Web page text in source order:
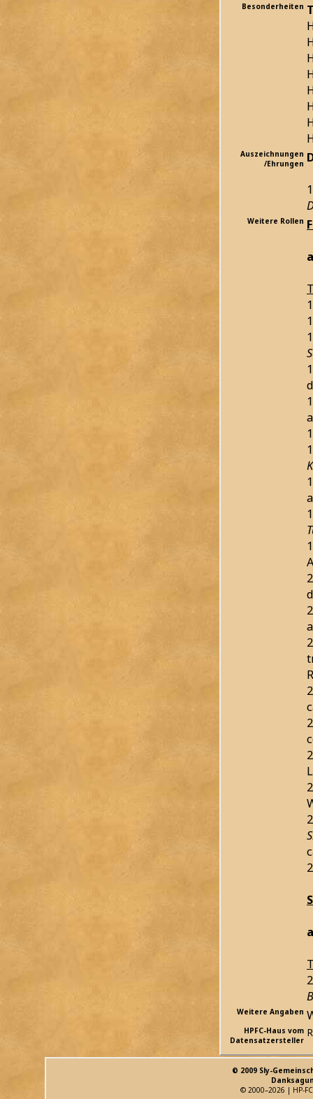
Besonderheiten
Auszeichnungen
/Ehrungen
Weitere Rollen
Weitere Angaben
HPFC-Haus vom
Datensatzersteller
© 2009 Sly-
© 2000–2026 | HP-